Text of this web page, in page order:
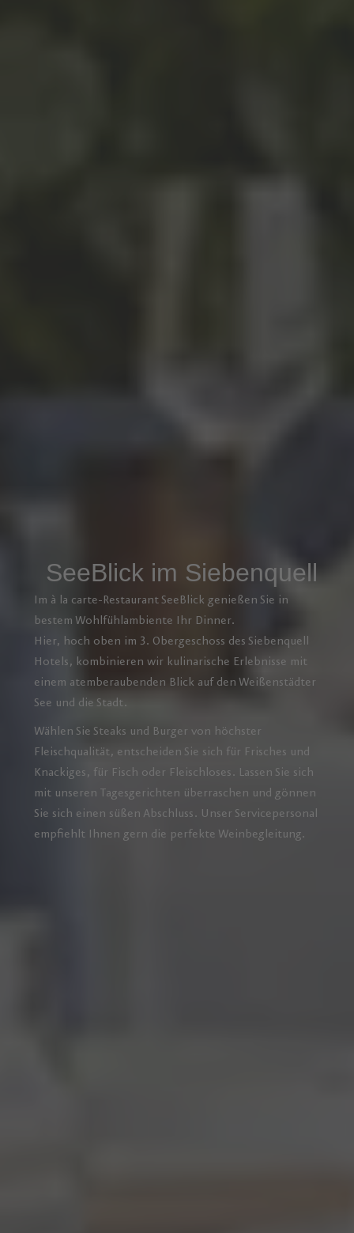
SeeBlick im Siebenquell
Im à la carte-Restaurant SeeBlick genießen Sie in
bestem Wohlfühlambiente Ihr Dinner.
Hier, hoch oben im 3. Obergeschoss des Siebenquell
Hotels, kombinieren wir kulinarische Erlebnisse mit
einem atemberaubenden Blick auf den Weißenstädter
See und die Stadt.
Wählen Sie Steaks und Burger von höchster
Fleischqualität, entscheiden Sie sich für Frisches und
Knackiges, für Fisch oder Fleischloses. Lassen Sie sich
mit unseren Tagesgerichten überraschen und gönnen
Sie sich einen süßen Abschluss. Unser Servicepersonal
empfiehlt Ihnen gern die perfekte Weinbegleitung.